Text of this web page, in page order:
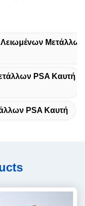
Μετάλλων
PSA Καυτή
PSA Καυτή